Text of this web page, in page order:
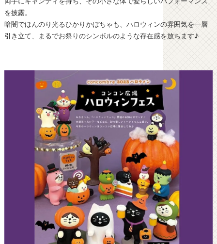
を披露。
暗闇でほんのり光るひかりかぼちゃも、ハロウィンの雰囲気を一層
引き立て、まるでお祭りのシンボルのような存在感を放ちます♪